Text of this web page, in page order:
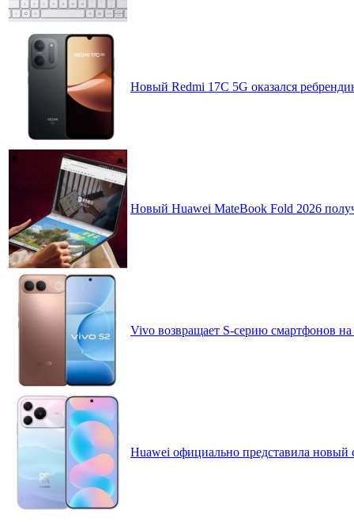
Новый Redmi 17C 5G оказался
Новый Huawei MateBook Fold 2026
Vivo возвращает S-серию смартфонов
Huawei официально представила